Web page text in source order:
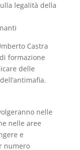
legalità della
Castra
formazione
delle
nelle
nelle aree
e
numero